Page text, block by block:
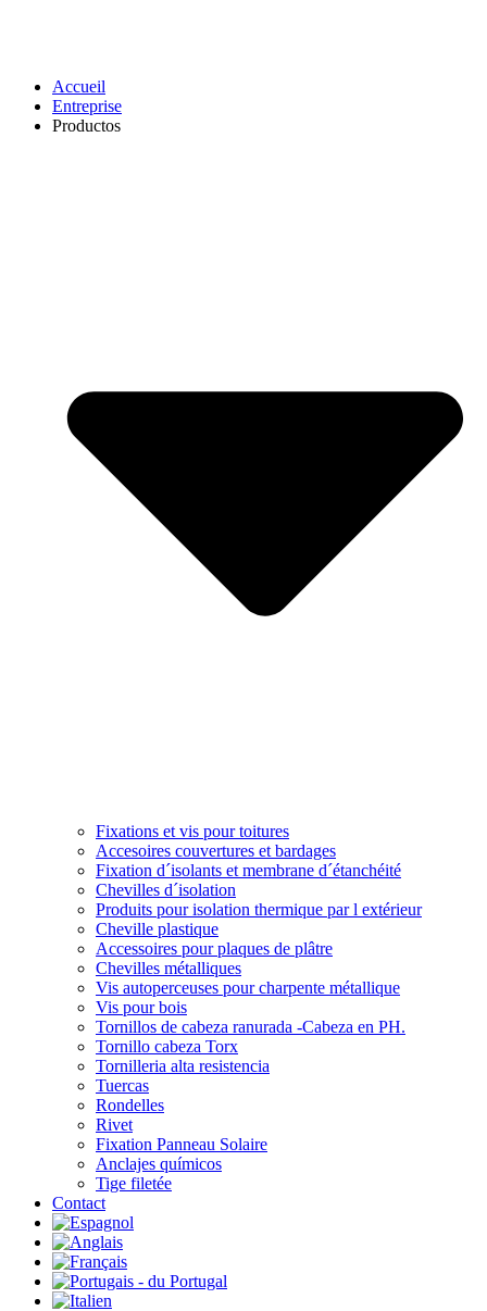
Accueil
Entreprise
Productos
Fixations et vis pour toitures
Accesoires couvertures et bardages
Fixation d´isolants et membrane d´étanchéité
Chevilles d´isolation
Produits pour isolation thermique par l extérieur
Cheville plastique
Accessoires pour plaques de plâtre
Chevilles métalliques
Vis autoperceuses pour charpente métallique
Vis pour bois
Tornillos de cabeza ranurada -Cabeza en PH.
Tornillo cabeza Torx
Tornilleria alta resistencia
Tuercas
Rondelles
Rivet
Fixation Panneau Solaire
Anclajes químicos
Tige filetée
Contact